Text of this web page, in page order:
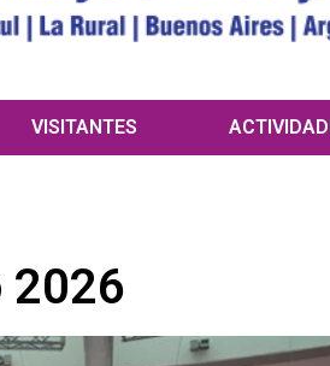
VISITANTES
2026